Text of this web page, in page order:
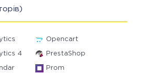
Opencart
4 PrestaShop
Prom